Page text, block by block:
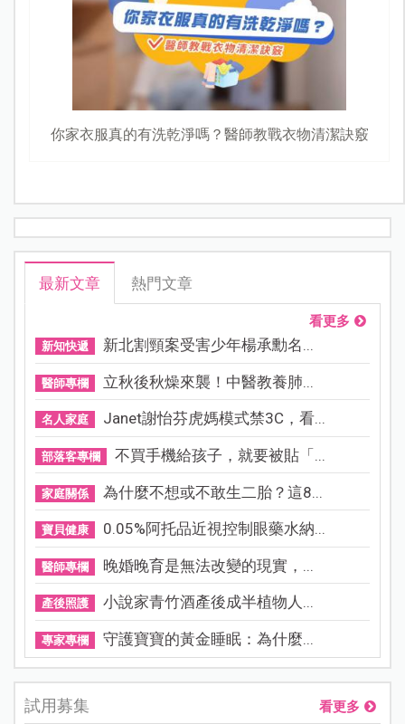
你家衣服真的有洗乾淨嗎？醫師教戰衣物清潔訣竅
最新文章 熱門文章
看更多
新知快遞 新北割頸案受害少年楊承勳名...
醫師專欄 立秋後秋燥來襲！中醫教養肺...
名人家庭 Janet謝怡芬虎媽模式禁3C，看...
部落客專欄 不買手機給孩子，就要被貼「...
家庭關係 為什麼不想或不敢生二胎？這8...
寶貝健康 0.05%阿托品近視控制眼藥水納...
醫師專欄 晚婚晚育是無法改變的現實，...
產後照護 小說家青竹酒產後成半植物人...
專家專欄 守護寶寶的黃金睡眠：為什麼...
試用募集 看更多